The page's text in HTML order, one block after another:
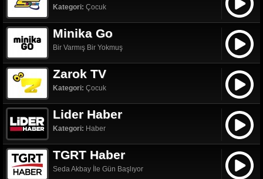
Kategori: Çocuk
Minika Go
Bir Varmış Bir Yokmuş
Zarok TV
Kategori: Çocuk
Lider Haber
Kategori: Haber
TGRT Haber
Seda Akbay İle Gün Başlıyor